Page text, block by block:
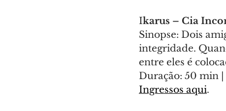
Ikarus – Cia
Sinopse: Dois
integridade.
entre eles é
Duração: 50 min
Ingressos aqui.